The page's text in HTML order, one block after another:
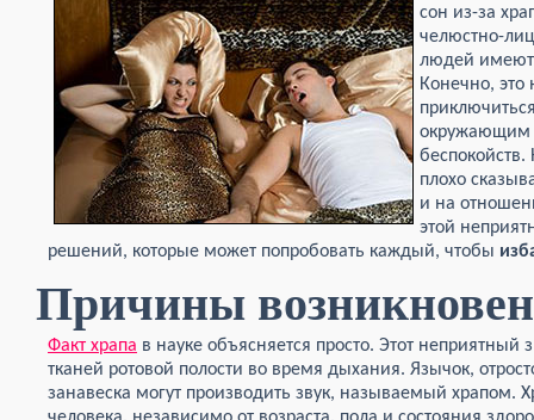
сон из-за
челюстно-
людей имеют
Конечно, это
окружающим
беспокойств.
плохо
и на
этой
решений, которые может попробовать каждый, чтобы
Причины
Факт храпа в науке объясняется просто. Этот
тканей ротовой полости во время дыхания. Язычок,
занавеска могут производить звук, называемый храпом.